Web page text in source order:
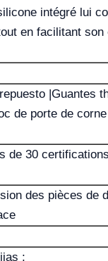
intégré lui
en facilitant son
|Guantes
de porte de
de 30
des pièces de
;